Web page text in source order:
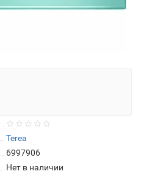
Terea
6997906
Нет в наличии